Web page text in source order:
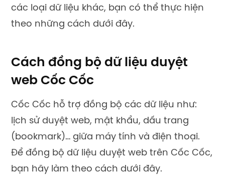
các loại dữ liệu khác, bạn có thể thực hiện
theo những cách dưới đây.
Cách đồng bộ dữ liệu duyệt
web Cốc Cốc
Cốc Cốc hỗ trợ đồng bộ các dữ liệu như:
lịch sử duyệt web, mật khẩu, dấu trang
(bookmark)… giữa máy tính và điện thoại.
Để đồng bộ dữ liệu duyệt web trên Cốc Cốc,
bạn hãy làm theo cách dưới đây.